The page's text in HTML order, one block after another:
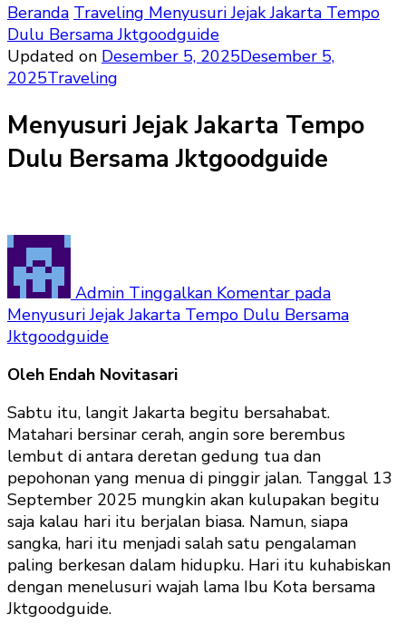
Beranda Traveling Menyusuri Jejak Jakarta Tempo
Dulu Bersama Jktgoodguide
Updated on Desember 5, 2025Desember 5,
2025Traveling
Menyusuri Jejak Jakarta Tempo
Dulu Bersama Jktgoodguide
Admin Tinggalkan Komentar pada
Menyusuri Jejak Jakarta Tempo Dulu Bersama
Jktgoodguide
Oleh Endah Novitasari
Sabtu itu, langit Jakarta begitu bersahabat.
Matahari bersinar cerah, angin sore berembus
lembut di antara deretan gedung tua dan
pepohonan yang menua di pinggir jalan. Tanggal 13
September 2025 mungkin akan kulupakan begitu
saja kalau hari itu berjalan biasa. Namun, siapa
sangka, hari itu menjadi salah satu pengalaman
paling berkesan dalam hidupku. Hari itu kuhabiskan
dengan menelusuri wajah lama Ibu Kota bersama
Jktgoodguide.